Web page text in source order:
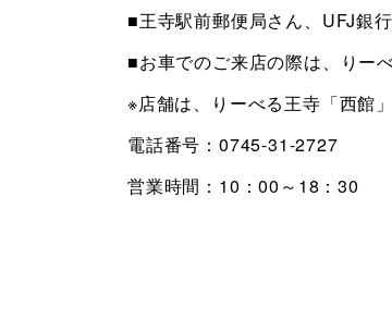
■王寺駅前郵便局さん、UFJ銀
■お車でのご来店の際は、りー
※店舗は、りーべる王寺「西館」
電話番号：0745-31-2727
営業時間：10：00～18：30